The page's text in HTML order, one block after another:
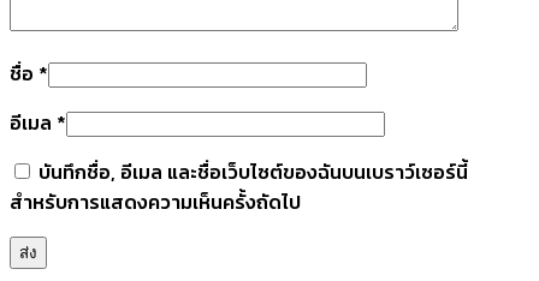
ชื่อ *
อีเมล *
บันทึกชื่อ, อีเมล และชื่อเว็บไซต์ของฉันบนเบราว์เซอร์นี้
สำหรับการแสดงความเห็นครั้งถัดไป